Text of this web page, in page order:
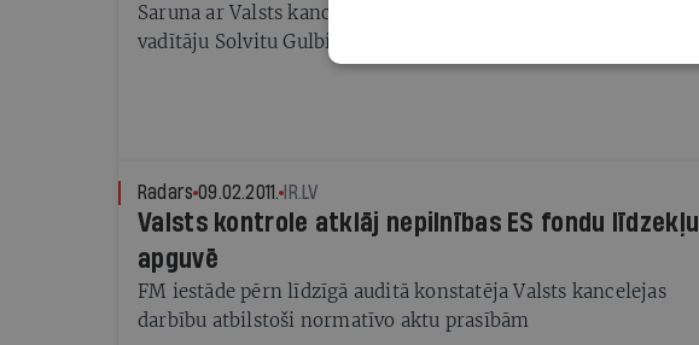
Saruna ar Valsts kancelejas ES struktūrfondu departamenta
vadītāju Solvitu Gulbi
Radars 09.02.2011. IR.LV
Valsts kontrole atklāj nepilnības ES fondu līdzekļu
apguvē
FM iestāde pērn līdzīgā auditā konstatēja Valsts kancelejas
darbību atbilstoši normatīvo aktu prasībām